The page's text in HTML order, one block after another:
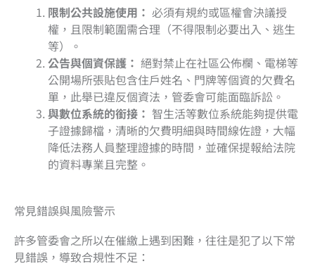
限制公共設施使用： 必須有規約或區權會決議授
權，且限制範圍需合理（不得限制必要出入、逃生
等）。
公告與個資保護： 絕對禁止在社區公佈欄、電梯等
公開場所張貼包含住戶姓名、門牌等個資的欠費名
單，此舉已違反個資法，管委會可能面臨訴訟。
與數位系統的銜接： 智生活等數位系統能夠提供電
子證據歸檔，清晰的欠費明細與時間線佐證，大幅
降低法務人員整理證據的時間，並確保提報給法院
的資料專業且完整。
常見錯誤與風險警示
許多管委會之所以在催繳上遇到困難，往往是犯了以下常
見錯誤，導致合規性不足：